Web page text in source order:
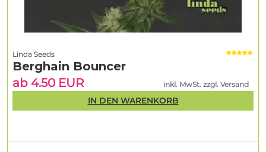
Linda Seeds
Berghain Bouncer
ab 4.50 EUR
inkl. MwSt. zzgl. Versand
IN DEN WARENKORB